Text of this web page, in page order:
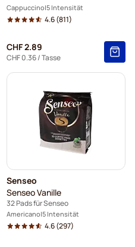
Cappuccino 5 Intensität
4.6(811)
CHF 2.89
CHF 0.36/ Tasse
Senseo
Senseo Vanille
32 Pads für Senseo
Americano 5 Intensität
4.6(297)